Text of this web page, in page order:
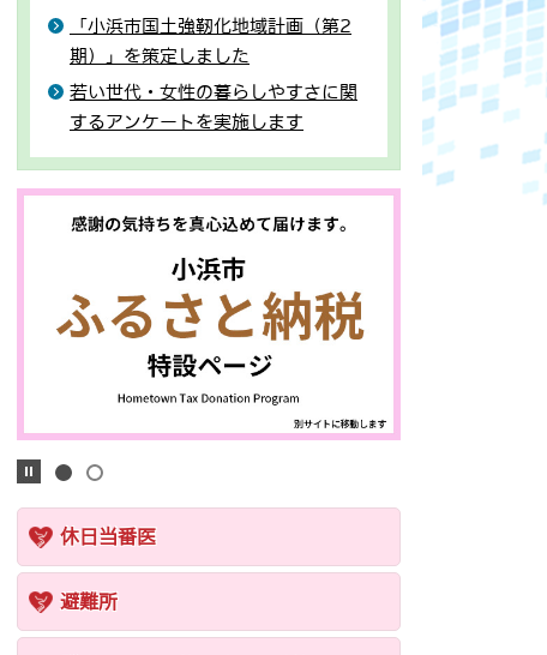
「小浜市国土強靭化地域計画（第2
期）」を策定しました
若い世代・女性の暮らしやすさに関
するアンケートを実施します
休日当番医
避難所